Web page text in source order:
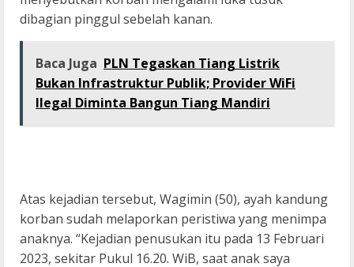
dibagian pinggul sebelah kanan.
Baca Juga PLN Tegaskan Tiang Listrik
Bukan Infrastruktur Publik; Provider WiFi
Ilegal Diminta Bangun Tiang Mandiri
Atas kejadian tersebut, Wagimin (50), ayah kandung
korban sudah melaporkan peristiwa yang menimpa
anaknya. “Kejadian penusukan itu pada 13 Februari
2023, sekitar Pukul 16.20. WiB, saat anak saya